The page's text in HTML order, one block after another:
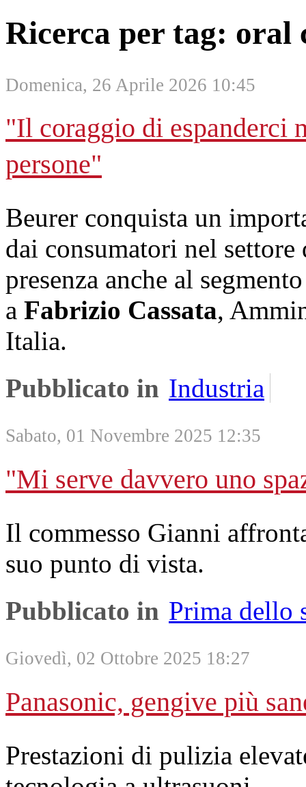
Ricerca per tag: oral
Domenica, 26 Aprile 2026 10:45
"Il coraggio di espanderci
persone"
Beurer conquista un
dai consumatori nel settore
presenza anche al
a Fabrizio Cassata,
Italia.
Pubblicato in Industria
Sabato, 01 Novembre 2025 12:35
"Mi serve davvero uno
Il commesso Gianni
suo punto di vista.
Pubblicato in Prima dello
Giovedì, 02 Ottobre 2025 18:27
Panasonic, gengive più
Prestazioni di pulizia